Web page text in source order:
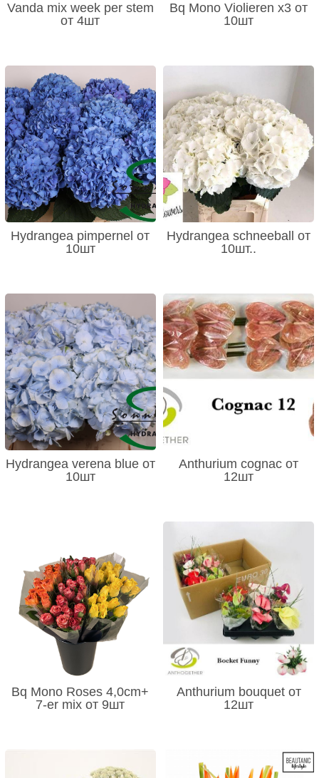
Vanda mix week per stem
от 4шт
Bq Mono Violieren x3 от
10шт
Hydrangea pimpernel от
10шт
Hydrangea schneeball от
10шт..
Hydrangea verena blue от
10шт
Anthurium cognac от
12шт
Bq Mono Roses 4,0cm+
7-er mix от 9шт
Anthurium bouquet от
12шт